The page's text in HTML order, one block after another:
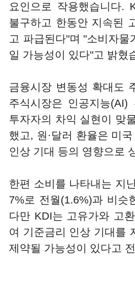
요인으로 작용했습니다.
불구하고 한동안 지속된
고 파급된다"며 "소비자물
일 가능성이 있다"고 밝혔
금융시장 변동성 확대도
주식시장은 인공지능
투자자의 차익 실현이 맞
했고, 원·달러 환율은 미
인상 기대 등의 영향으로
한편 소비를 나타내는 지
7%로 전월(1.6%)과 비슷
다만 KDI는 고유가와 고
여 기준금리 인상 기대를
제약될 가능성이 있다고